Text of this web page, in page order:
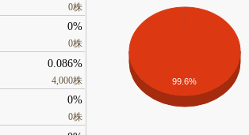
0株
0%
0株
0.086%
4,000株
0%
0株
99.6%